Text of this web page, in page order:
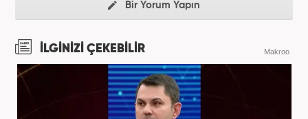
Bir Yorum Yapın
İLGİNİZİ ÇEKEBİLİR Makroo